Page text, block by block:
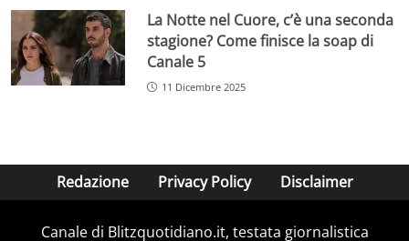
La Notte nel Cuore, c’è una seconda
stagione? Come finisce la soap di
Canale 5
11 Dicembre 2025
Redazione Privacy Policy Disclaimer
Canale di Blitzquotidiano.it, testata giornalistica